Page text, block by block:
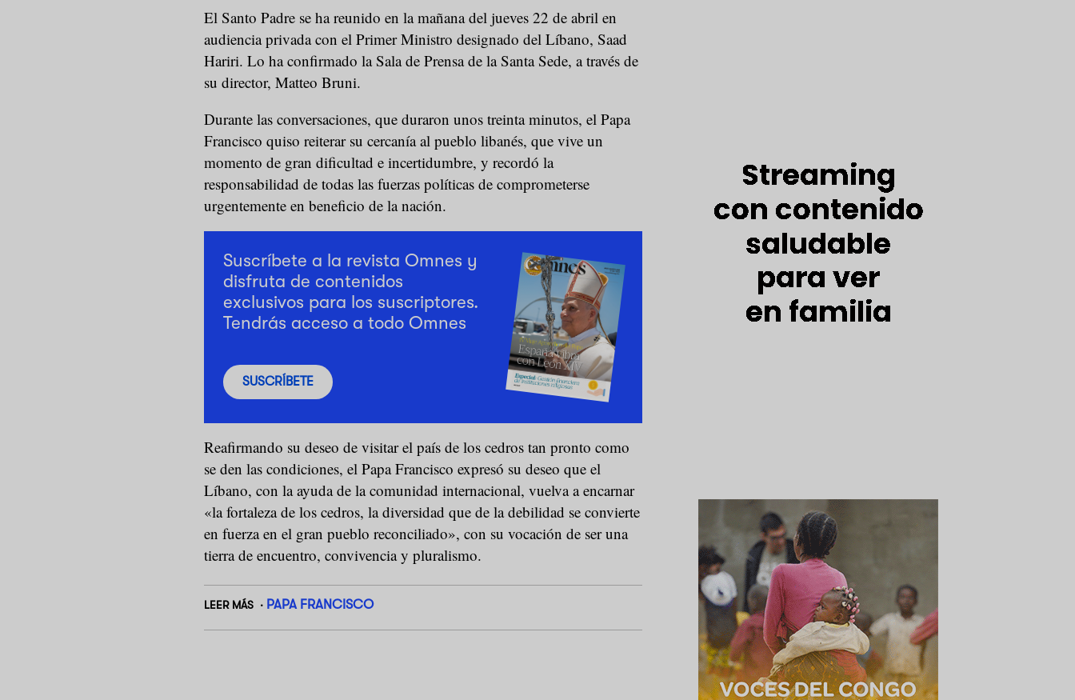
El Santo Padre se ha reunido en la mañana del jueves 22 de abril en
audiencia privada con el Primer Ministro designado del Líbano, Saad
Hariri. Lo ha confirmado la Sala de Prensa de la Santa Sede, a través de
su director, Matteo Bruni.
Durante las conversaciones, que duraron unos treinta minutos, el Papa
Francisco quiso reiterar su cercanía al pueblo libanés, que vive un
momento de gran dificultad e incertidumbre, y recordó la
responsabilidad de todas las fuerzas políticas de comprometerse
urgentemente en beneficio de la nación.
Suscríbete a la revista Omnes y
disfruta de contenidos
exclusivos para los suscriptores.
Tendrás acceso a todo Omnes
SUSCRÍBETE
Reafirmando su deseo de visitar el país de los cedros tan pronto como
se den las condiciones, el Papa Francisco expresó su deseo que el
Líbano, con la ayuda de la comunidad internacional, vuelva a encarnar
«la fortaleza de los cedros, la diversidad que de la debilidad se convierte
en fuerza en el gran pueblo reconciliado», con su vocación de ser una
tierra de encuentro, convivencia y pluralismo.
LEER MÁS PAPA FRANCISCO